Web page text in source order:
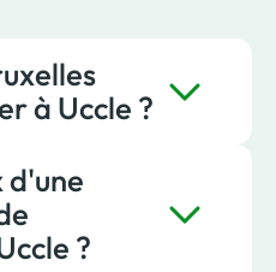
à Uccle ?
Bruxelles
pouvez faire appel à
d'une
?